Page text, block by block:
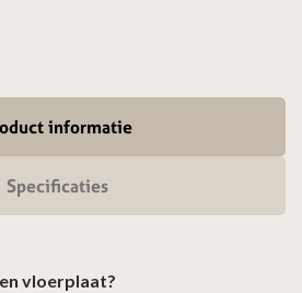
informatie
Specificaties
vloerplaat?